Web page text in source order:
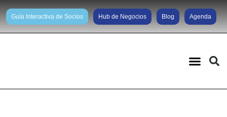
Guía Interactiva de Socios Hub de Negocios Blog Agenda